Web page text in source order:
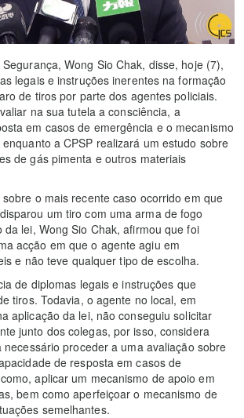
Wong Sio Chak, disse, hoje (7),
legais e instruções inerentes na formação
de tiros por parte dos agentes policiais.
na sua tutela a consciência, a
em casos de emergência e o mecanismo
a CPSP realizará um estudo sobre
de gás pimenta e outros materiais
o mais recente caso ocorrido em que
um tiro com uma arma de fogo
da lei, Wong Sio Chak, afirmou que foi
acção em que o agente agiu em
e não teve qualquer tipo de escolha.
de diplomas legais e instruções que
tiros. Todavia, o agente no local, em
aplicação da lei, não conseguiu solicitar
junto dos colegas, por isso, considera
proceder a uma avaliação sobre
de resposta em casos de
aplicar um mecanismo de apoio em
bem como aperfeiçoar o mecanismo de
semelhantes.